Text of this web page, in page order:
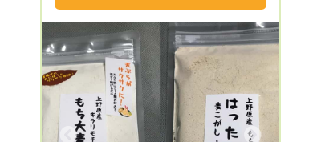
栽培、ブルーベリー栽培や今年からもち麦
の栽培も始めました。 食は人が生きるた
めの最も必要なものであるとの認識から、
近年食べ物は「食品」と言われていますが
私たちは「食品」ではなく「食べ物」とし
てのこだわりを持って生産し加工品作りを
行っております。
Next